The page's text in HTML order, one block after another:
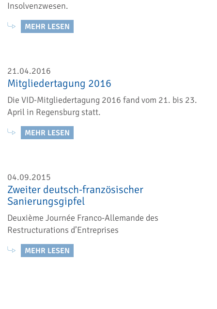
Insolvenzwesen.
MEHR LESEN
21.04.2016
Mitgliedertagung 2016
Die VID-Mitgliedertagung 2016 fand vom 21. bis 23.
April in Regensburg statt.
MEHR LESEN
04.09.2015
Zweiter deutsch-französischer
Sanierungsgipfel
Deuxième Journée Franco-Allemande des
Restructurations d’Entreprises
MEHR LESEN